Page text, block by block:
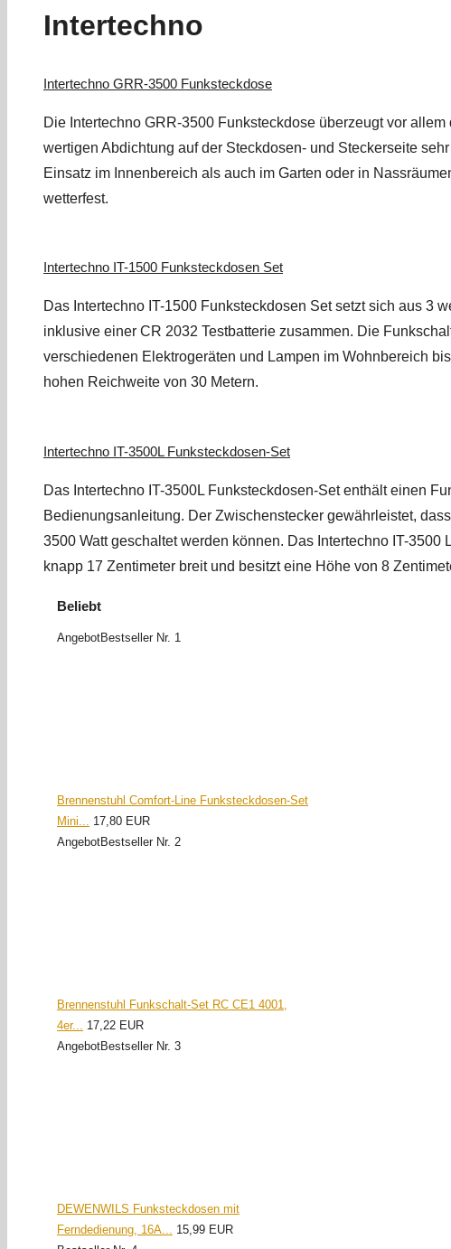
Intertechno
Intertechno GRR-3500 Funksteckdose
Die Intertechno GRR-3500 Funksteckdose überzeugt vor
wertigen Abdichtung auf der Steckdosen- und Steckerseite
Einsatz im Innenbereich als auch im Garten oder in
wetterfest.
Intertechno IT-1500 Funksteckdosen Set
Das Intertechno IT-1500 Funksteckdosen Set setzt sich aus 3
inklusive einer CR 2032 Testbatterie zusammen. Die
verschiedenen Elektrogeräten und Lampen im Wohnbereich
hohen Reichweite von 30 Metern.
Intertechno IT-3500L Funksteckdosen-Set
Das Intertechno IT-3500L Funksteckdosen-Set enthält einen
Bedienungsanleitung. Der Zwischenstecker gewährleistet,
3500 Watt geschaltet werden können. Das Intertechno IT-
knapp 17 Zentimeter breit und besitzt eine Höhe von 8
Beliebt
AngebotBestseller Nr. 1
Brennenstuhl Comfort-Line Funksteckdosen-Set
Mini...
17,80 EUR
AngebotBestseller Nr. 2
Brennenstuhl Funkschalt-Set RC CE1 4001,
4er...
17,22 EUR
AngebotBestseller Nr. 3
DEWENWILS Funksteckdosen mit
Ferndedienung, 16A...
15,99 EUR